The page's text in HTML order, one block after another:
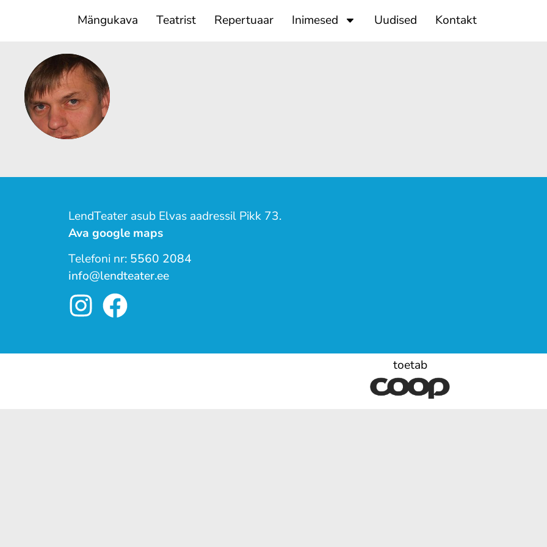
Mängukava Teatrist Repertuaar Inimesed Uudised Kontakt
LendTeater asub Elvas aadressil Pikk 73.
Ava google maps
Telefoni nr: 5560 2084
info@lendteater.ee
toetab